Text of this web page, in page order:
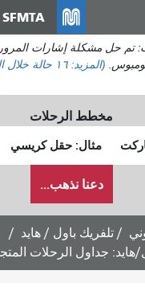
انتقل
إلى
المحتوى
الرئيسي
SFMTA
تم حل مشكلة إشارات المرور
(المزيد:١٦ حالة
مخطط الرحلات
البداية
أرغب
في
السفر
دعنا نذهب...
تلفريك باول / هايد
جداول الرحلات المتجهة